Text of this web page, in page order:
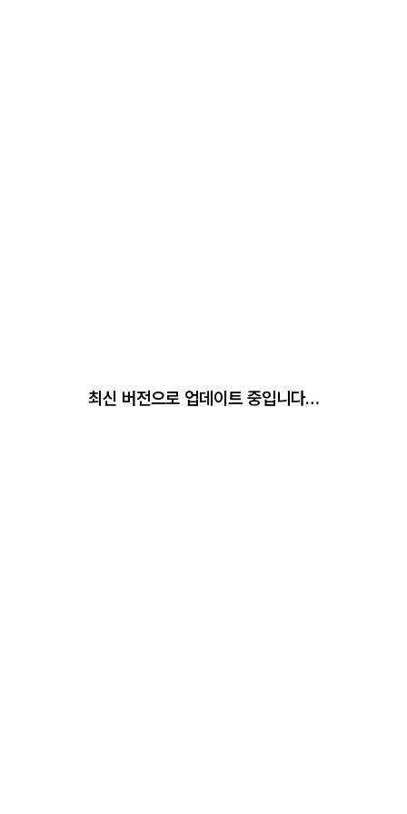
최신 버전으로 업데이트 중입니다…